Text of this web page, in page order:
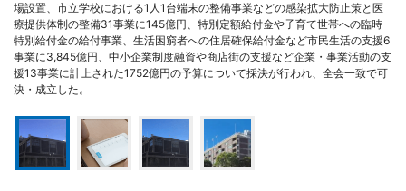
場設置、市立学校における1人1台端末の整備事業などの感染拡大防止策と医
療提供体制の整備31事業に145億円、特別定額給付金や子育て世帯への臨時
特別給付金の給付事業、生活困窮者への住居確保給付金など市民生活の支援6
事業に3,845億円、中小企業制度融資や商店街の支援など企業・事業活動の支
援13事業に計上された1752億円の予算について採決が行われ、全会一致で可
決・成立した。